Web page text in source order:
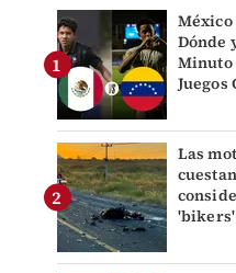
México
Dónde
Minuto
Las